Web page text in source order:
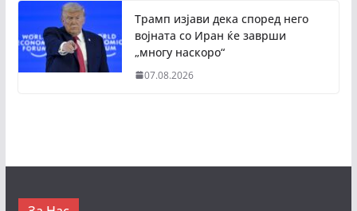
Трамп изјави дека според него
војната со Иран ќе заврши
„многу наскоро“
07.08.2026